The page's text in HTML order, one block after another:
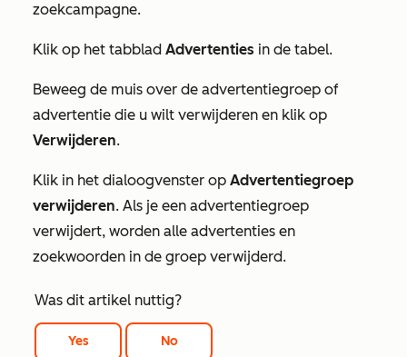
zoekcampagne.
Klik op het tabblad Advertenties in de tabel.
Beweeg de muis over de advertentiegroep of
advertentie die u wilt verwijderen en klik op
Verwijderen.
Klik in het dialoogvenster op Advertentiegroep
verwijderen. Als je een advertentiegroep
verwijdert, worden alle advertenties en
zoekwoorden in de groep verwijderd.
Was dit artikel nuttig?
Yes No